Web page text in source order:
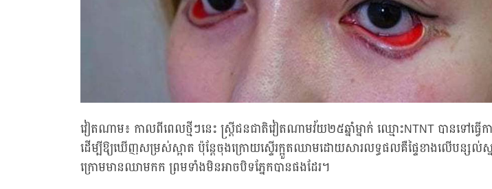
វៀតណាម៖ កាលពីពេលថ្មីៗនេះ ស្ត្រីជនជាតិវៀតណាមវ័យ២៥ឆ្នាំម្នាក់ ឈ្មោះNTNT បានទៅធ្វើកា
ដើម្បីឱ្យឃើញសម្រស់ស្អាត ប៉ុន្តែចុងក្រោយស្ទើរក្អួតឈាមដោយសារលទ្ធផលគឺផ្ទៃខាងលើបន្សល់ស្នា
ក្រោមមានឈាមកក ព្រមទាំងមិនអាចបិទភ្នែកបានផងដែរ។